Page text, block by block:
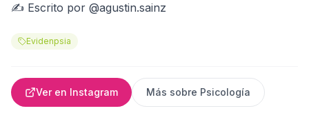
✍ Escrito por @agustin.sainz
Evidenpsia
Ver en Instagram Más sobre Psicología